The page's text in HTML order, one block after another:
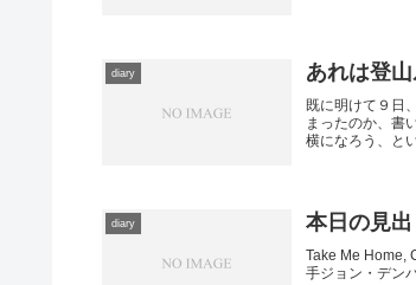
diary あれは登山
既に明けて９日
まったのか、書
横になろう、と
diary 本日の見出
Take Me Home,
手ジョン・デン